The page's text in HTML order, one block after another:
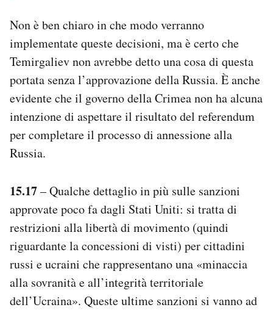
Non è ben chiaro in che modo verranno
implementate queste decisioni, ma è certo che
Temirgaliev non avrebbe detto una cosa di questa
portata senza l’approvazione della Russia. È anche
evidente che il governo della Crimea non ha alcuna
intenzione di aspettare il risultato del referendum
per completare il processo di annessione alla
Russia.
15.17– Qualche dettaglio in più sulle sanzioni
approvate poco fa dagli Stati Uniti: si tratta di
restrizioni alla libertà di movimento (quindi
riguardante la concessioni di visti) per cittadini
russi e ucraini che rappresentano una «minaccia
alla sovranità e all’integrità territoriale
dell’Ucraina». Queste ultime sanzioni si vanno ad